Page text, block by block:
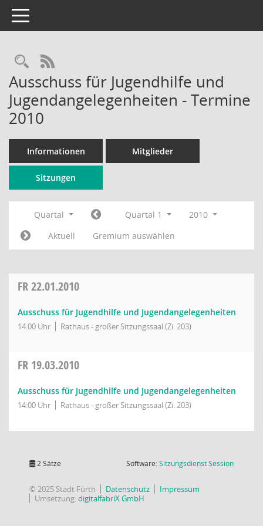
Toggle navigation
Rechercheauswahl
RSS-Feed
Ausschuss für Jugendhilfe und
Jugendangelegenheiten - Termine
2010
Informationen Mitglieder
Sitzungen
Quartal Quartal 1
2010
Aktuell
Gremium auswählen
FR22.01.2010
Ausschuss für Jugendhilfe und Jugendangelegenheiten
14:00 Uhr Rathaus - großer Sitzungssaal (Zi. 203)
FR 19.03.2010
Ausschuss für Jugendhilfe und Jugendangelegenheiten
14:00 Uhr Rathaus - großer Sitzungssaal (Zi. 203)
2 Sätze Software:SitzungsdienstSession(Wird in
© 2025 Stadt Fürth Datenschutz
Impressum
Umsetzung:digitalfabriX GmbH